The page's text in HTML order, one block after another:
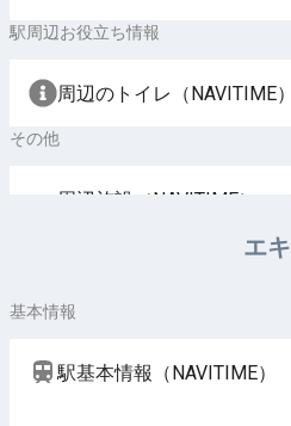
駅周辺お役立ち情報
周辺のトイレ（NAVITIME）
その他
周辺施設（NAVITIME）
エキ
基本情報
駅基本情報（NAVITIME）